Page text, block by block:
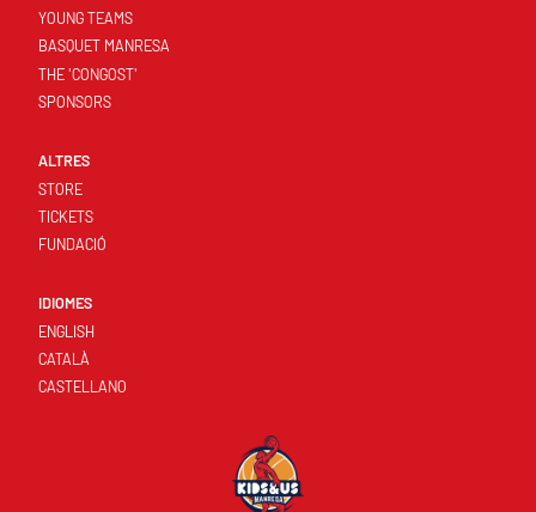
YOUNG TEAMS
BASQUET MANRESA
THE 'CONGOST'
SPONSORS
ALTRES
STORE
TICKETS
FUNDACIÓ
IDIOMES
ENGLISH
CATALÀ
CASTELLANO